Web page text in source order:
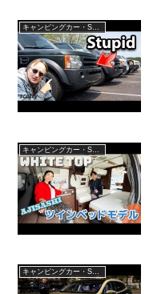
キャンピングカー・SUV人気車種
キャンピングカー・SUV人気車種